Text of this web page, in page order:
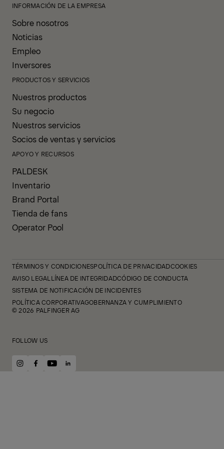
INFORMACIÓN DE LA EMPRESA
Sobre nosotros
Noticias
Empleo
Inversores
PRODUCTOS Y SERVICIOS
Nuestros productos
Su negocio
Nuestros servicios
Socios de ventas y servicios
APOYO Y RECURSOS
PALDESK
Inventario
Brand Portal
Tienda de fans
Operator Pool
TÉRMINOS Y CONDICIONESPOLÍTICA DE PRIVACIDADCOOKIES
AVISO LEGALLÍNEA DE INTEGRIDADCÓDIGO DE CONDUCTA
SISTEMA DE NOTIFICACIÓN DE INCIDENTES
POLÍTICA CORPORATIVAGOBERNANZA Y CUMPLIMIENTO
© 2026 PALFINGER AG
FOLLOW US
instagram
facebook
youtubelinkedin